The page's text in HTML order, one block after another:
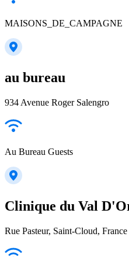
MAISONS_DE_CAMPAGNE
au bureau
934 Avenue Roger Salengro
Au Bureau Guests
Clinique du Val
Rue Pasteur, Saint-Cloud, France